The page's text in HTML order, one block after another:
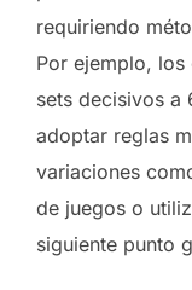
requiriendo
Por ejemplo, los
sets decisivos a
adoptar reglas
variaciones
de juegos o
siguiente punto